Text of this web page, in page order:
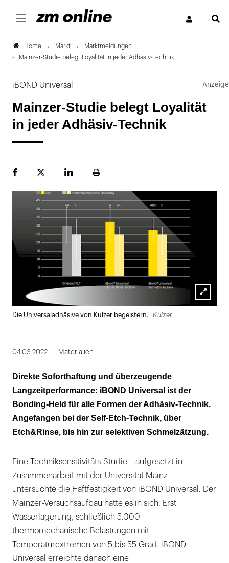
Home Markt
Marktmeldungen
Mainzer-Studie belegt Loyalität in jeder Adhäsiv-Technik
iBOND Universal
Mainzer-Studie belegt Loyalität
in jeder Adhäsiv-Technik
FacebookPlattformLinekdInSeite
Lightbox
Die Universaladhäsive von Kulzer begeistern. Kulzer
04.03.2022 Materialien
Direkte Soforthaftung und überzeugende
Langzeitperformance: iBOND Universal ist der
Bonding-Held für alle Formen der Adhäsiv-Technik.
Angefangen bei der Self-Etch-Technik, über
Etch&Rinse, bis hin zur selektiven Schmelzätzung.
Eine Techniksensitivitäts-Studie – aufgesetzt in
Zusammenarbeit mit der Universität Mainz –
untersuchte die Haftfestigkeit von iBOND Universal. Der
Mainzer-Versuchsaufbau hatte es in sich. Erst
Wasserlagerung, schließlich 5.000
thermomechanische Belastungen mit
Temperaturextremen von 5 bis 55 Grad. iBOND
Universal erreichte danach eine